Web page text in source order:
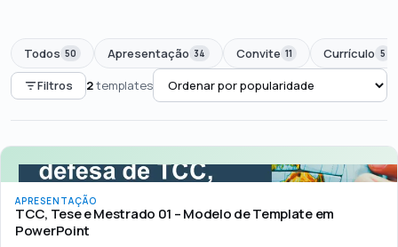
Todos 50 Apresentação 34 Convite 11 Currículo 5
Filtros 2templates
PREÇO
Todos Até R$50 R$50 – R$100 Acima de R$100
OFERTA 🏷 Em promoção
APRESENTAÇÃO
TCC, Tese e Mestrado 01 – Modelo de Template em
PowerPoint